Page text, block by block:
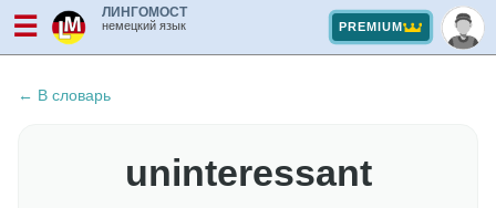
☰ ЛИНГОМОСТ
немецкий язык PREMIUM
← В словарь
uninteressant